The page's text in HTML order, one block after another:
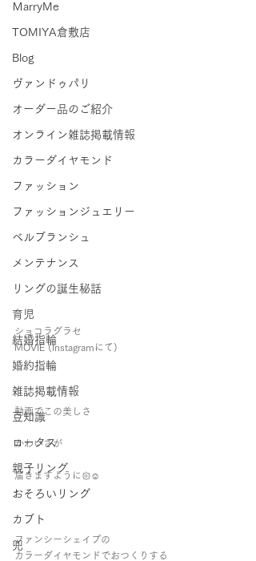
ＭarryMe
TOMIYA倉敷店
Blog
ヴァンドゥパリ
オーダー品のご紹介
オンライン雑誌掲載情報
カラーダイヤモンド
ファッション
ファッションジュエリー
ベルブランシュ
メンテナンス
リングの誕生秘話
育児
結婚指輪
婚約指輪
雑誌掲載情報
豆知識
ロータス
親子リング
おそろいリング
カブト
兜
ショコラグラセ
MOVIE (Instagramにて)
動画でこの美しさ
かわいさが
届きますように𑁍☺︎︎
ファンシーシェイプの
カラーダイヤモンドでおつくりする